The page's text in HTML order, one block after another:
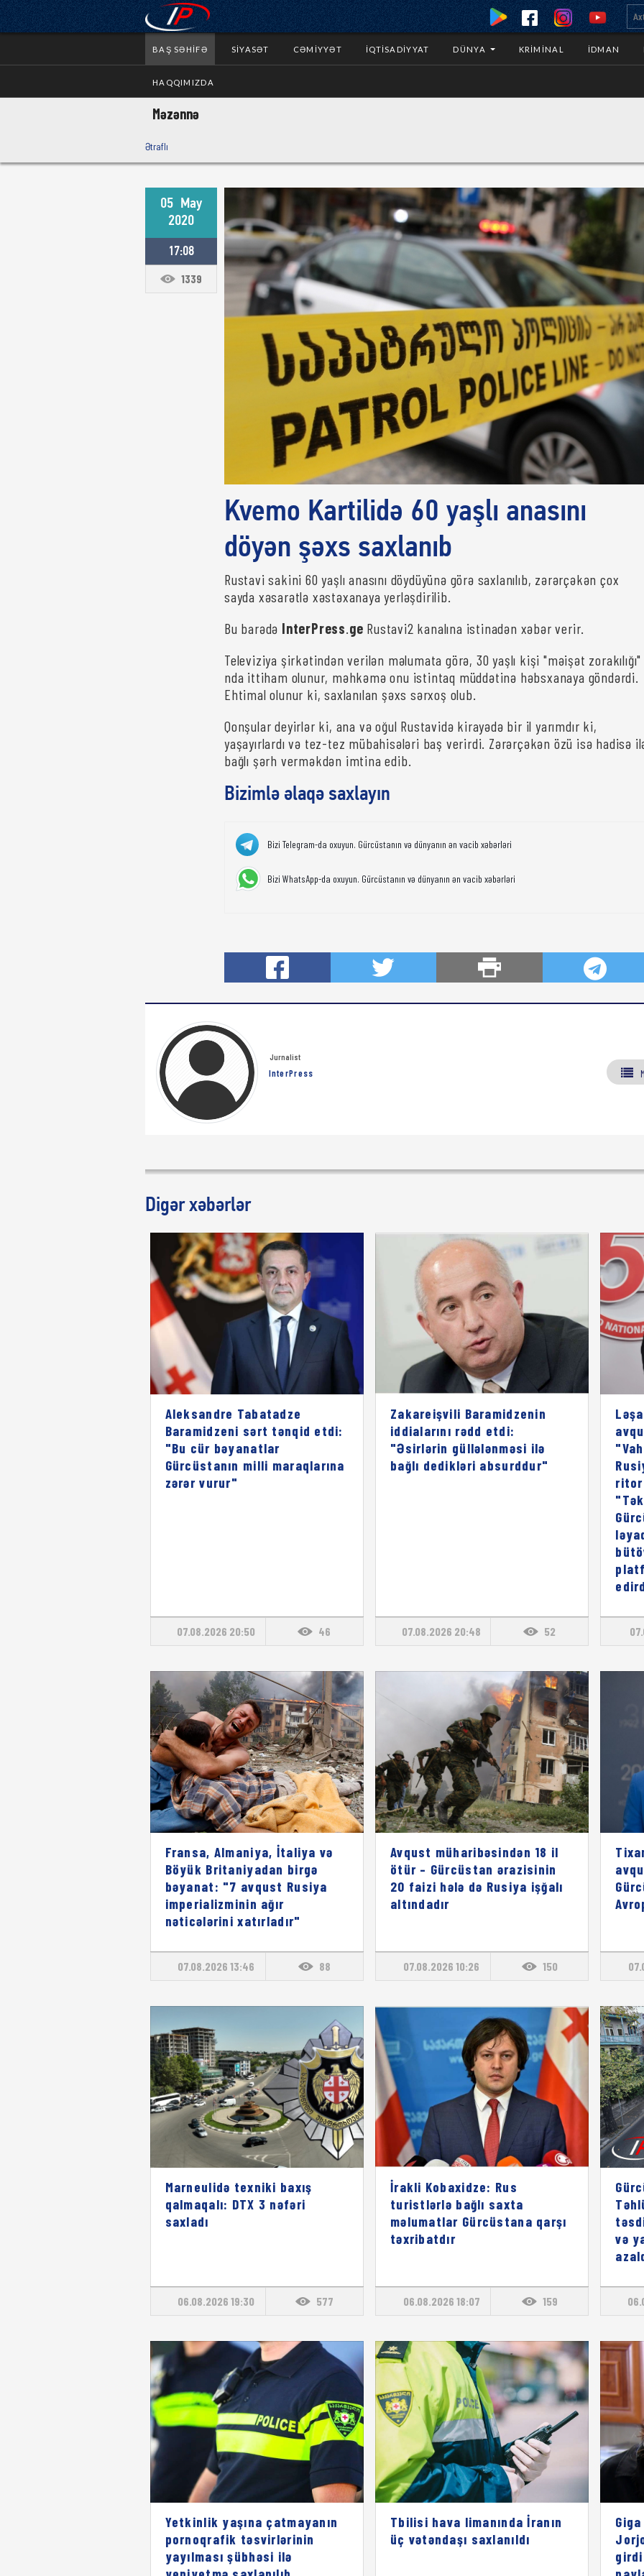
BAŞ SƏHIFƏ SIYASƏT CƏMIYYƏT İQTISADIYYAT DÜNYA KRIMINAL İDMAN
HAQQIMIZDA
Məzənnə
Ətraflı
05 May
2020
17:08
1339
Kvemo Kartilidə 60 yaşlı anasını
döyən şəxs saxlanıb
Rustavi sakini 60 yaşlı anasını döydüyünə görə saxlanılıb, zərərçəkən çox
sayda xəsarətlə xəstəxanaya yerləşdirilib.
Bu barədə InterPress.ge Rustavi2 kanalına istinadən xəbər verir.
Televiziya şirkətindən verilən məlumata görə, 30 yaşlı kişi "məişət zorakılığı"
nda ittiham olunur, məhkəmə onu istintaq müddətinə həbsxanaya göndərdi.
Ehtimal olunur ki, saxlanılan şəxs sərxoş olub.
Qonşular deyirlər ki, ana və oğul Rustavidə kirayədə bir il yarımdır ki,
yaşayırlardı və tez-tez mübahisələri baş verirdi. Zərərçəkən özü isə hadisə
bağlı şərh verməkdən imtina edib.
Bizimlə əlaqə saxlayın
Bizi Telegram-da oxuyun. Gürcüstanın və dünyanın ən vacib xəbərləri
Bizi WhatsApp-da oxuyun. Gürcüstanın və dünyanın ən vacib xəbərləri
Jurnalist
InterPress
Digər xəbərlər
Aleksandre Tabatadze
Baramidzeni sərt tənqid etdi:
"Bu cür bəyanatlar
Gürcüstanın milli maraqlarına
zərər vurur"
07.08.2026 20:50 46
Zakareişvili Baramidzenin
iddialarını rədd etdi:
"Əsirlərin güllələnməsi ilə
bağlı dedikləri absurddur"
07.08.2026 20:48 52
Fransa, Almaniya, İtaliya və
Böyük Britaniyadan birgə
bəyanat: "7 avqust Rusiya
imperializminin ağır
nəticələrini xatırladır"
07.08.2026 13:46 88
Avqust müharibəsindən 18 il
ötür – Gürcüstan ərazisinin
20 faizi hələ də Rusiya işğalı
altındadır
07.08.2026 10:26 150
Marneulidə texniki baxış
qalmaqalı: DTX 3 nəfəri
saxladı
06.08.2026 19:30 577
İrakli Kobaxidze: Rus
turistlərlə bağlı saxta
məlumatlar Gürcüstana qarşı
təxribatdır
06.08.2026 18:07 159
və
Yetkinlik yaşına çatmayanın
pornoqrafik təsvirlərinin
yayılması şübhəsi ilə
Tbilisi hava limanında İranın
üç vətəndaşı saxlanıldı